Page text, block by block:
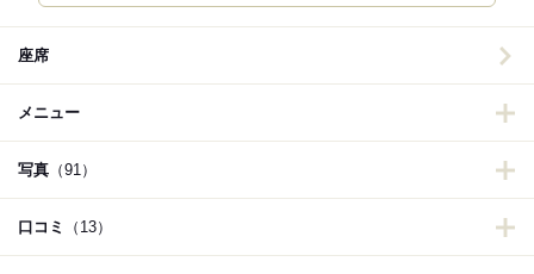
座席
メニュー
写真 （91）
口コミ （13）